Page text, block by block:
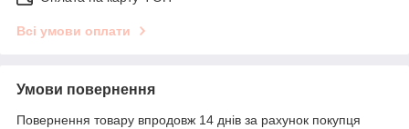
Всі умови оплати
Умови повернення
Повернення товару впродовж 14 днів за рахунок покупця